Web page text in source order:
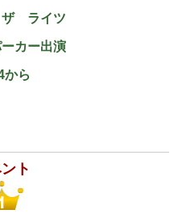
ライツ
カー出演
から
ト